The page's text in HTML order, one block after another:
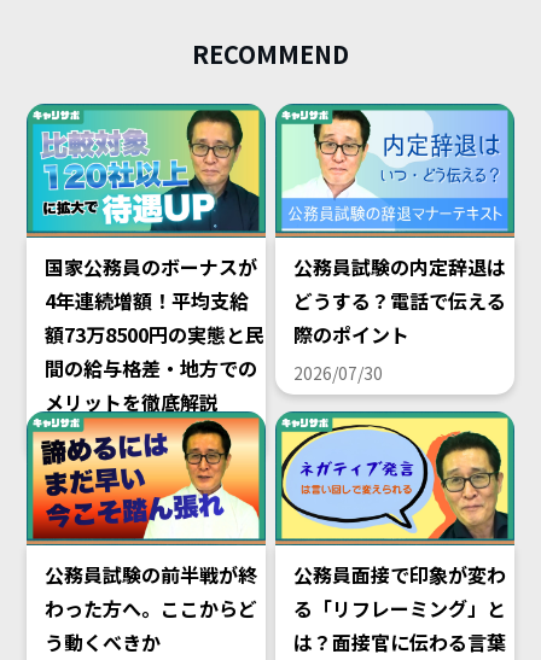
RECOMMEND
国家公務員のボーナスが
4年連続増額！平均支給
額73万8500円の実態と民
間の給与格差・地方での
メリットを徹底解説
2026/08/02
公務員試験の内定辞退は
どうする？電話で伝える
際のポイント
2026/07/30
公務員試験の前半戦が終
わった方へ。ここからど
う動くべきか
公務員面接で印象が変わ
る「リフレーミング」と
は？面接官に伝わる言葉